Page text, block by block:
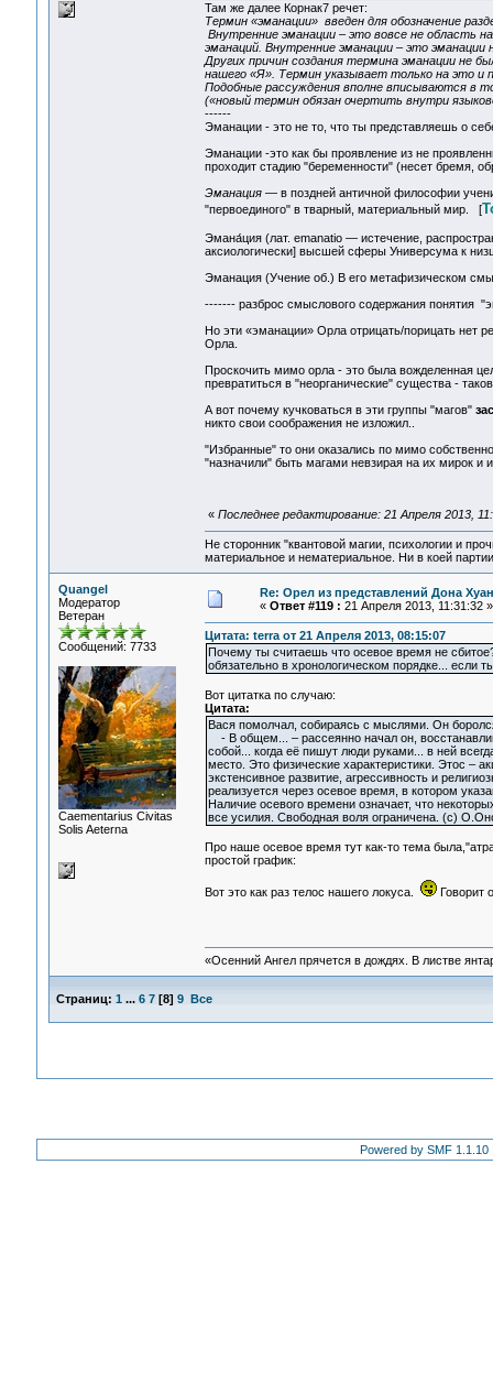
Там же далее Корнак7 речет:
Термин «эманации» введен для обозначение
Внутренние эманации – это вовсе не область
эманаций. Внутренние эманации – это эманации
Других причин создания термина эманации не
нашего «Я». Термин указывает только на это и
Подобные рассуждения вполне вписываются в
(«новый термин обязан очертить внутри
------
Эманации - это не то, что ты представляешь о
Эманации -это как бы проявление из не
проходит стадию "беременности" (несет бремя,
Эманация — в поздней античной философии
"первоединого" в тварный, материальный мир. [
Эмана́ция (лат. emanatio — истечение,
аксиологически] высшей сферы Универсума к
Эманация (Учение об.) В его метафизическом
------- разброс смыслового содержания понятия
Но эти «эманации» Орла отрицать/порицать нет
Орла.
Проскочить мимо орла - это была вожделенная
превратиться в "неорганические" существа -
А вот почему кучковаться в эти группы "магов"
никто свои соображения не изложил..
"Избранные" то они оказались по мимо
"назначили" быть магами невзирая на их мирок и
« Последнее редактирование: 21 Апреля 2013,
Не сторонник "квантовой магии, психологии и
материальное и нематериальное. Ни в коей
Quangel
Модератор
Ветеран
Сообщений: 7733
Сaementarius Civitas
Solis Aeterna
Re: Орел из представлений Дона
« Ответ #119 : 21 Апреля 2013, 11:31:32 »
Цитата: terra от 21 Апреля 2013, 08:15:07
Почему ты считаешь что осевое время не
обязательно в хронологическом порядке... если
Вот цитатка по случаю:
Цитата:
Вася помолчал, собираясь с мыслями. Он
- В общем... – рассеянно начал он,
собой... когда её пишут люди руками... в ней
место. Это физические характеристики. Этос –
экстенсивное развитие, агрессивность и
реализуется через осевое время, в котором
Наличие осевого времени означает, что
все усилия. Свободная воля ограничена. (с)
Про наше осевое время тут как-то тема
простой график:
Вот это как раз телос нашего локуса. Говорит
«Осенний Ангел прячется в дождях. В листве
Страниц: 1 ... 6 7[8] 9 Все
Powered by SMF 1.1.10